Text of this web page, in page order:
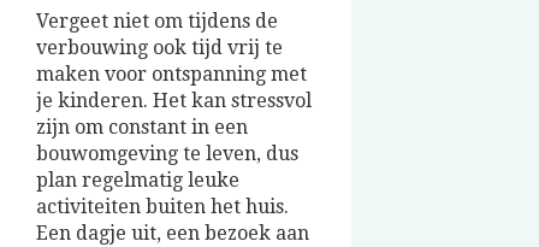
Vergeet niet om tijdens de
verbouwing ook tijd vrij te
maken voor ontspanning met
je kinderen. Het kan stressvol
zijn om constant in een
bouwomgeving te leven, dus
plan regelmatig leuke
activiteiten buiten het huis.
Een dagje uit, een bezoek aan